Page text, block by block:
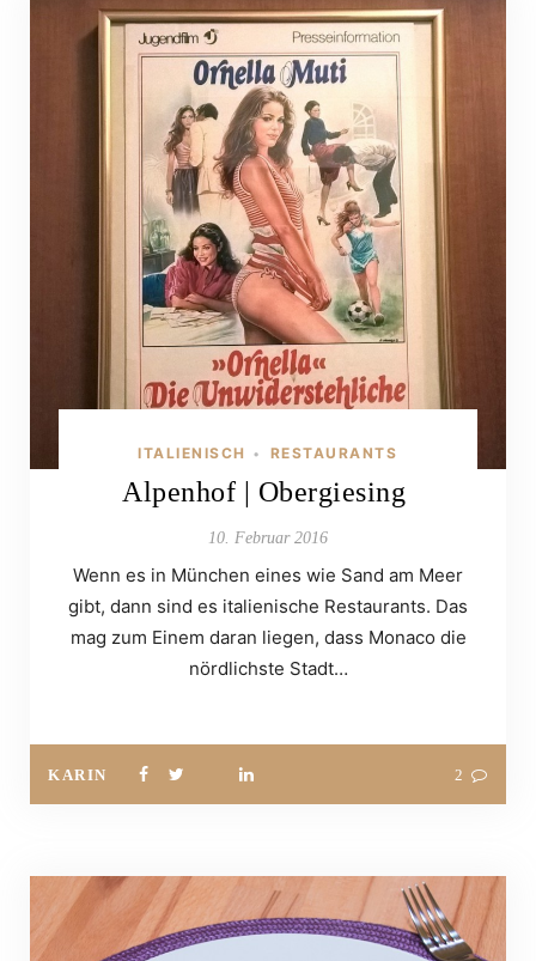
ITALIENISCH • RESTAURANTS
Alpenhof | Obergiesing
10. Februar 2016
Wenn es in München eines wie Sand am Meer
gibt, dann sind es italienische Restaurants. Das
mag zum Einem daran liegen, dass Monaco die
nördlichste Stadt…
KARIN 2